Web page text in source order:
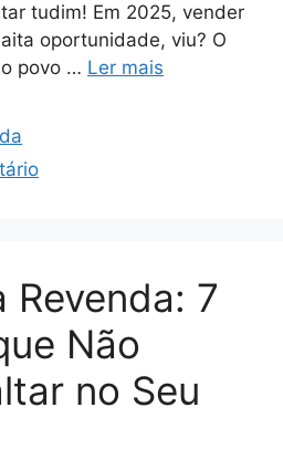
tudim! Em 2025, vender
oportunidade, viu? O
povo … Ler mais
Revenda: 7
Não
no Seu